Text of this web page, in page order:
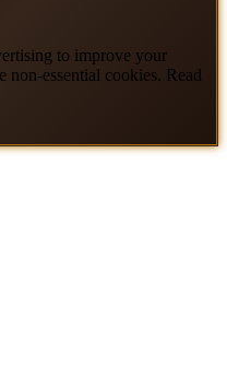
to improve your
non-essential cookies. Read